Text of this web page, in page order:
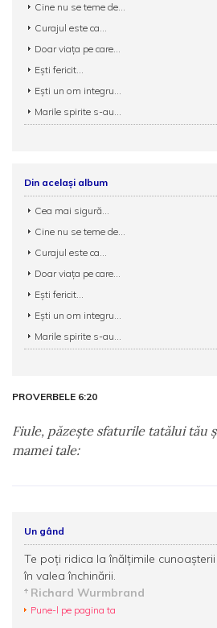
Cine nu se teme de...
Curajul este ca...
Doar viaţa pe care...
Eşti fericit...
Eşti un om integru...
Marile spirite s-au...
Din același album
Cea mai sigură...
Cine nu se teme de...
Curajul este ca...
Doar viaţa pe care...
Eşti fericit...
Eşti un om integru...
Marile spirite s-au...
PROVERBELE 6:20
Fiule, păzeşte sfaturile tatălui tău
mamei tale:
Un gând
Te poţi ridica la înălţimile
în valea închinării.
Richard Wurmbrand
Pune-l pe pagina ta